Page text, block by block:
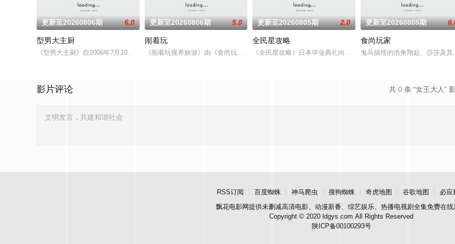
更新至20260806期 6.0
型男大主厨
《型男大主厨》自2006年7月10日首播推出以来，收视率长期占据台湾美食教学类节目收视第一名的位置，内容综合烹饪节目性质及综艺竞赛型
更新至20260806期 5.0
闹着玩
《闹着玩视界旅游》由《食尚玩家》制作团队以及浩角翔起、颜永烈，重新拾起主持棒，带大家继续闹着玩
更新至20260805期 2.0
全民星攻略
《全民星攻略》日本毕业典礼向学长要制服的第二颗钮釦代表著什
更新至20260805期
食尚玩家
鬼马搞怪的浩角翔起、莎莎及
共 0 条 “女王大人”
影片评论
RSS订阅 百度蜘蛛 神马爬虫 搜狗蜘蛛 奇虎地图 谷歌地图
必应
飘花电影网提供未删减高清电影、动漫新番、综艺娱乐、热播电视剧全集免费在线
Copyright © 2020 ldgys.com All Rights Reserved
陕ICP备00100293号